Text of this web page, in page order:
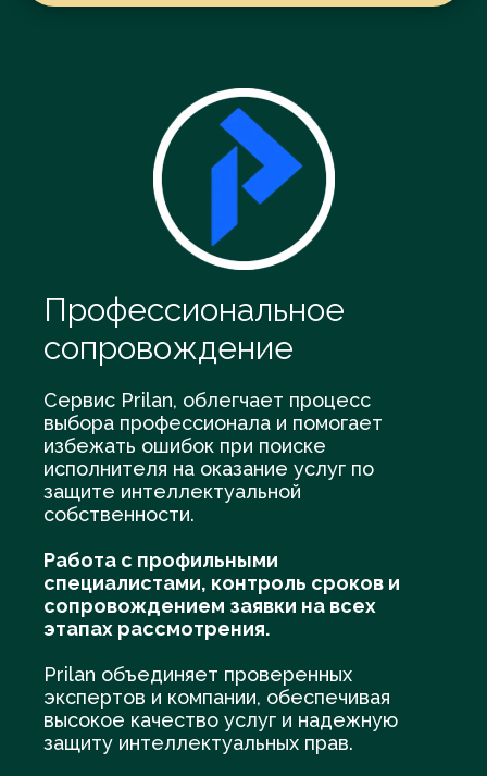
Профессиональное
сопровождение
Сервис Prilan, облегчает процесс
выбора профессионала и помогает
избежать ошибок при поиске
исполнителя на оказание услуг по
защите интеллектуальной
собственности.
Работа с профильными
специалистами, контроль сроков и
сопровождением заявки на всех
этапах рассмотрения.
Prilan объединяет проверенных
экспертов и компании, обеспечивая
высокое качество услуг и надежную
защиту интеллектуальных прав.